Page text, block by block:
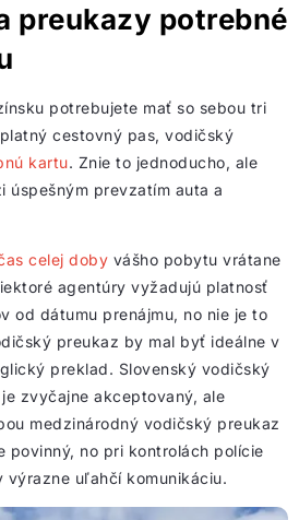
preukazy potrebné
potrebujete mať so sebou tri
cestovný pas, vodičský
kartu. Znie to jednoducho, ale
úspešným prevzatím auta a
celej doby vášho pobytu vrátane
agentúry vyžadujú platnosť
od dátumu prenájmu, no nie je to
preukaz by mal byť ideálne v
preklad. Slovenský vodičský
je zvyčajne akceptovaný, ale
medzinárodný vodičský preukaz
povinný, no pri kontrolách polície
výrazne uľahčí komunikáciu.